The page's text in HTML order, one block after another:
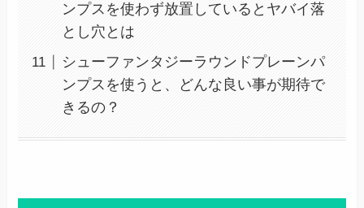
ンプスを使わず放置しているとヤバイ落
とし穴とは
シューファンタジーラウンドプレーンパ
ンプスを使うと、どんな良い事が期待で
きるの？